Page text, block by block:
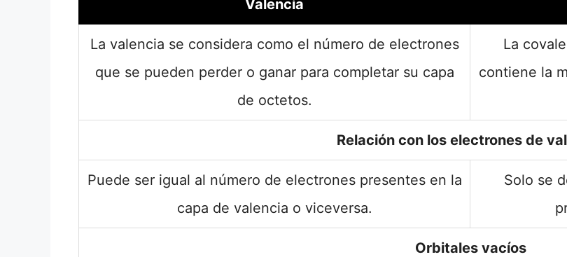
Valencia
La valencia se considera como el número de electrones
que se pueden perder o ganar para completar su capa
de octetos.
La
contiene la
Relación con los electrones de
Puede ser igual al número de electrones presentes en la
capa de valencia o viceversa.
Solo se
Orbitales vacíos